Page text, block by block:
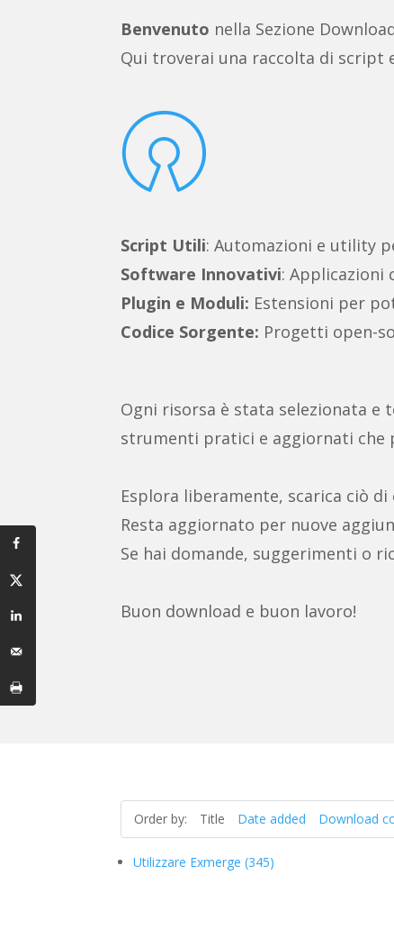
Benvenuto nella Sezione
Qui troverai una raccolta di script

Script Utili: Automazioni e utility
Software Innovativi:
Plugin e Moduli: Estensioni per
Codice Sorgente: Progetti open-
Ogni risorsa è stata selezionata e
strumenti pratici e aggiornati che
Esplora liberamente, scarica ciò
Resta aggiornato per nuove
Se hai domande, suggerimenti o
Buon download e buon lavoro!
Order by: Title Date added Download
Utilizzare Exmerge (345)